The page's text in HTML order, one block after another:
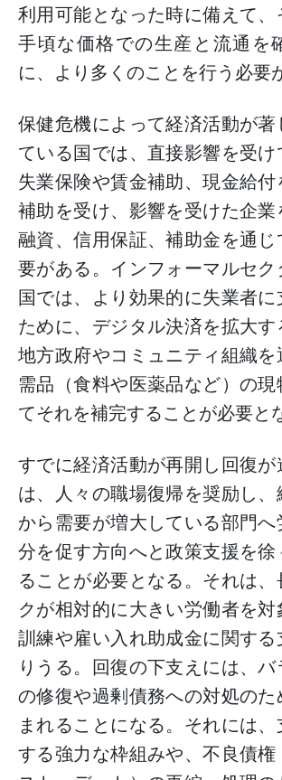
利用可能となった時に備えて
手頃な価格での生産と流通を
に、より多くのことを行う必要
保健危機によって経済活動が
ている国では、直接影響を受
失業保険や賃金補助、現金給
補助を受け、影響を受けた企
融資、信用保証、補助金を通
要がある。インフォーマルセ
国では、より効果的に失業者
ために、デジタル決済を拡大す
地方政府やコミュニティ組織
需品（食料や医薬品など）の
てそれを補完することが必要と
すでに経済活動が再開し回復
は、人々の職場復帰を奨励し
から需要が増大している部門
分を促す方向へと政策支援を
ることが必要となる。それは
クが相対的に大きい労働者を
訓練や雇い入れ助成金に関する
りうる。回復の下支えには、
の修復や過剰債務への対処の
まれることになる。それには
する強力な枠組みや、不良債